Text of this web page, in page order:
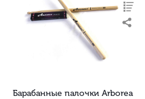
Барабанные палочки Arborea